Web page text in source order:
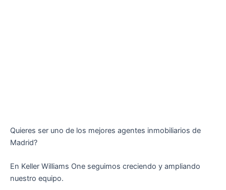
Quieres ser uno de los mejores agentes inmobiliarios de
Madrid?
En Keller Williams One seguimos creciendo y ampliando
nuestro equipo.